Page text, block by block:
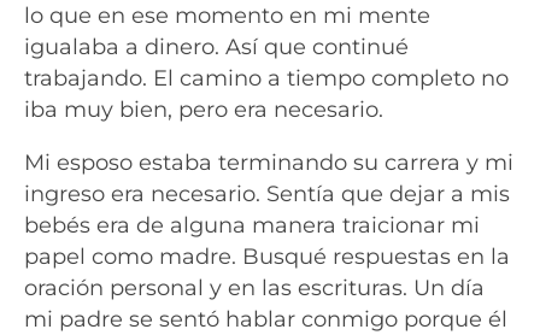
lo que en ese momento en mi mente
igualaba a dinero. Así que continué
trabajando. El camino a tiempo completo no
iba muy bien, pero era necesario.
Mi esposo estaba terminando su carrera y mi
ingreso era necesario. Sentía que dejar a mis
bebés era de alguna manera traicionar mi
papel como madre. Busqué respuestas en la
oración personal y en las escrituras. Un día
mi padre se sentó hablar conmigo porque él